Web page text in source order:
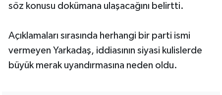
söz konusu dokümana ulaşacağını belirtti.
Açıklamaları sırasında herhangi bir parti ismi
vermeyen Yarkadaş, iddiasının siyasi kulislerde
büyük merak uyandırmasına neden oldu.